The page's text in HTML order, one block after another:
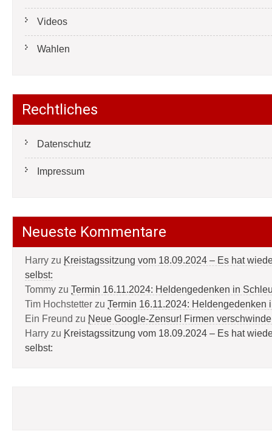
Videos
Wahlen
Rechtliches
Datenschutz
Impressum
Neueste Kommentare
Harry zu Kreistagssitzung vom 18.09.2024 – Es hat
selbst:
Tommy zu Termin 16.11.2024: Heldengedenken in
Tim Hochstetter zu Termin 16.11.2024: Heldengedenken
Ein Freund zu Neue Google-Zensur! Firmen
Harry zu Kreistagssitzung vom 18.09.2024 – Es hat
selbst: